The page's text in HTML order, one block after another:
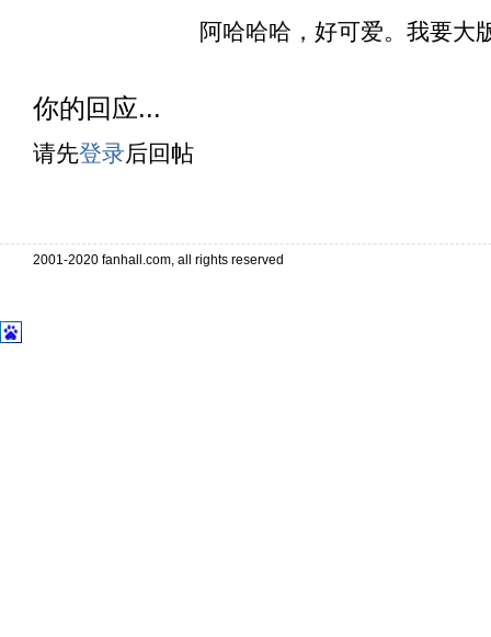
阿哈哈哈，好可爱。我要大
你的回应...
请先登录后回帖
2001-2020 fanhall.com, all rights reserved